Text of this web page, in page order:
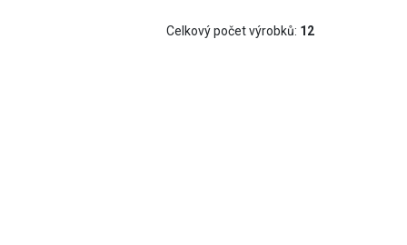
Celkový počet výrobků: 12